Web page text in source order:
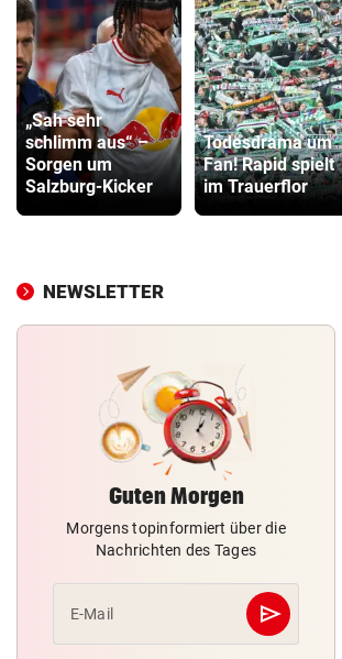
„Sah sehr
schlimm aus“ –
Sorgen um
Salzburg-Kicker
Todesdrama um
Fan! Rapid spielt
im Trauerflor
NEWSLETTER
Guten Morgen
Morgens topinformiert über die
Nachrichten des Tages
E-Mail send
Abschicken